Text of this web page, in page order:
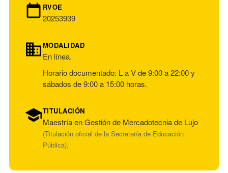
Comunicación de sostenibilidad y economía
circular aplicada al sector lujo.
Diseñar estrategias de mercadotecnia y
comunicación enfocadas en la construcción de
Integrar conocimientos de diseño, mercadotecnia,
decisiones estratégicas.
RVOE
20253939
MODALIDAD
En línea.
Horario documentado: L a V de 9:00 a 22:00 y
sábados de 9:00 a 15:00 horas.
TITULACIÓN
Maestría en Gestión de Mercadotecnia de Lujo
(Titulación oficial de la Secretaría de Educación
Pública).